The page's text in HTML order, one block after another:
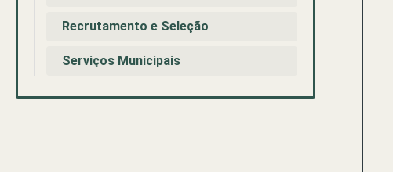
Recrutamento e Seleção
Serviços Municipais